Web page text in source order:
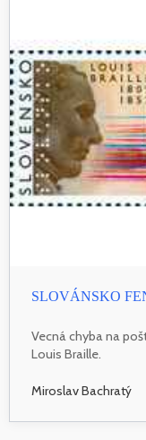
SLOVÁNSKO
Vecná chyba na
Louis Braille.
Miroslav Bachratý